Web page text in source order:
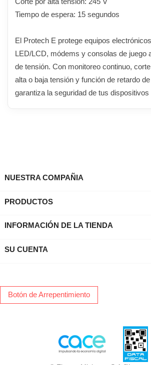
Tiempo de espera: 15 segundos
El Protech E protege equipos
LED/LCD, módems y consolas de juego
de tensión. Con monitoreo continuo,
alta o baja tensión y función de retardo
garantiza la seguridad de tus dispositivos
NUESTRA COMPAÑIA
PRODUCTOS
INFORMACIÓN DE LA TIENDA
SU CUENTA
Botón de Arrepentimiento